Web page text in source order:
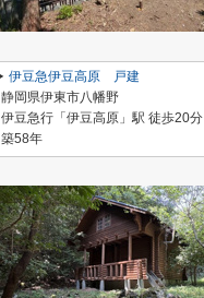
伊豆急伊豆高原 戸建
静岡県伊東市八幡野
伊豆急行「伊豆高原」駅 徒歩20分
築58年